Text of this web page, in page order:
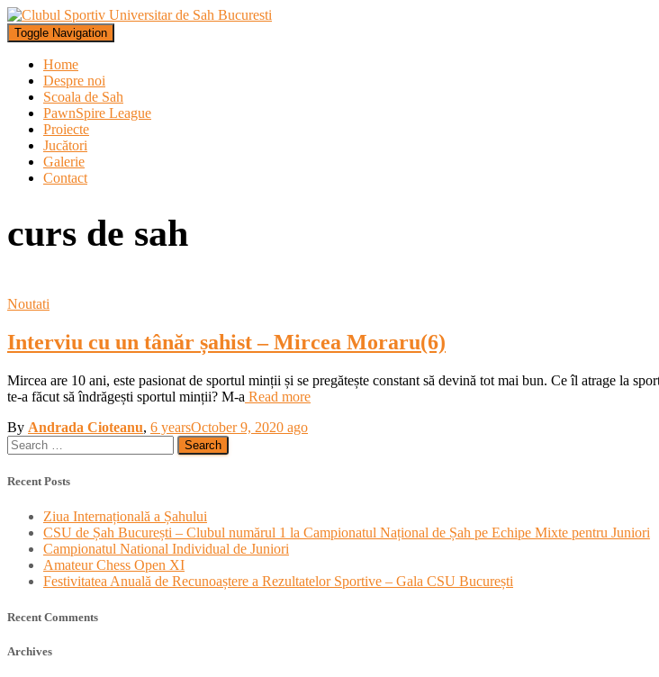
Toggle Navigation
Home
Despre noi
Scoala de Sah
PawnSpire League
Proiecte
Jucători
Galerie
Contact
curs de sah
Noutati
Interviu cu un tânăr șahist – Mircea Moraru(6)
Mircea are 10 ani, este pasionat de sportul minții și se pregătește constant să devină tot mai bun. Ce îl atrage la
te-a făcut să îndrăgești sportul minții? M-a Read more
By Andrada Cioteanu, 6 yearsOctober 9, 2020 ago
Search
for:
Recent Posts
Ziua Internațională a Șahului
CSU de Șah București – Clubul numărul 1 la Campionatul Național de Șah pe Echipe Mixte pentru Juniori
Campionatul National Individual de Juniori
Amateur Chess Open XI
Festivitatea Anuală de Recunoaștere a Rezultatelor Sportive – Gala CSU București
Recent Comments
Archives